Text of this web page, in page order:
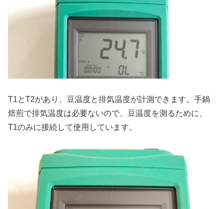
T1とT2があり、豆温度と排気温度が計測できます。手鍋
焙煎で排気温度は必要ないので、豆温度を測るために、
T1のみに接続して使用しています。